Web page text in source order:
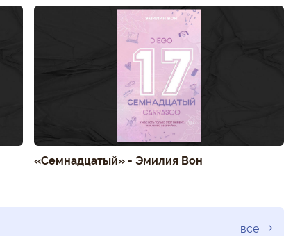
«Семнадцатый» - Эмилия Вон
все